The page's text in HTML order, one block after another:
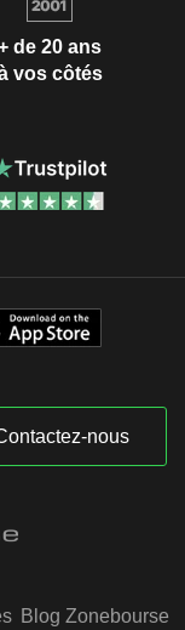
de 20 ans
vos côtés
nous
Blog Zonebourse